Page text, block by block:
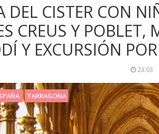
DEL CISTER CON
CREUS Y POBLET,
Y EXCURSIÓN
23:03
TARRAGONA